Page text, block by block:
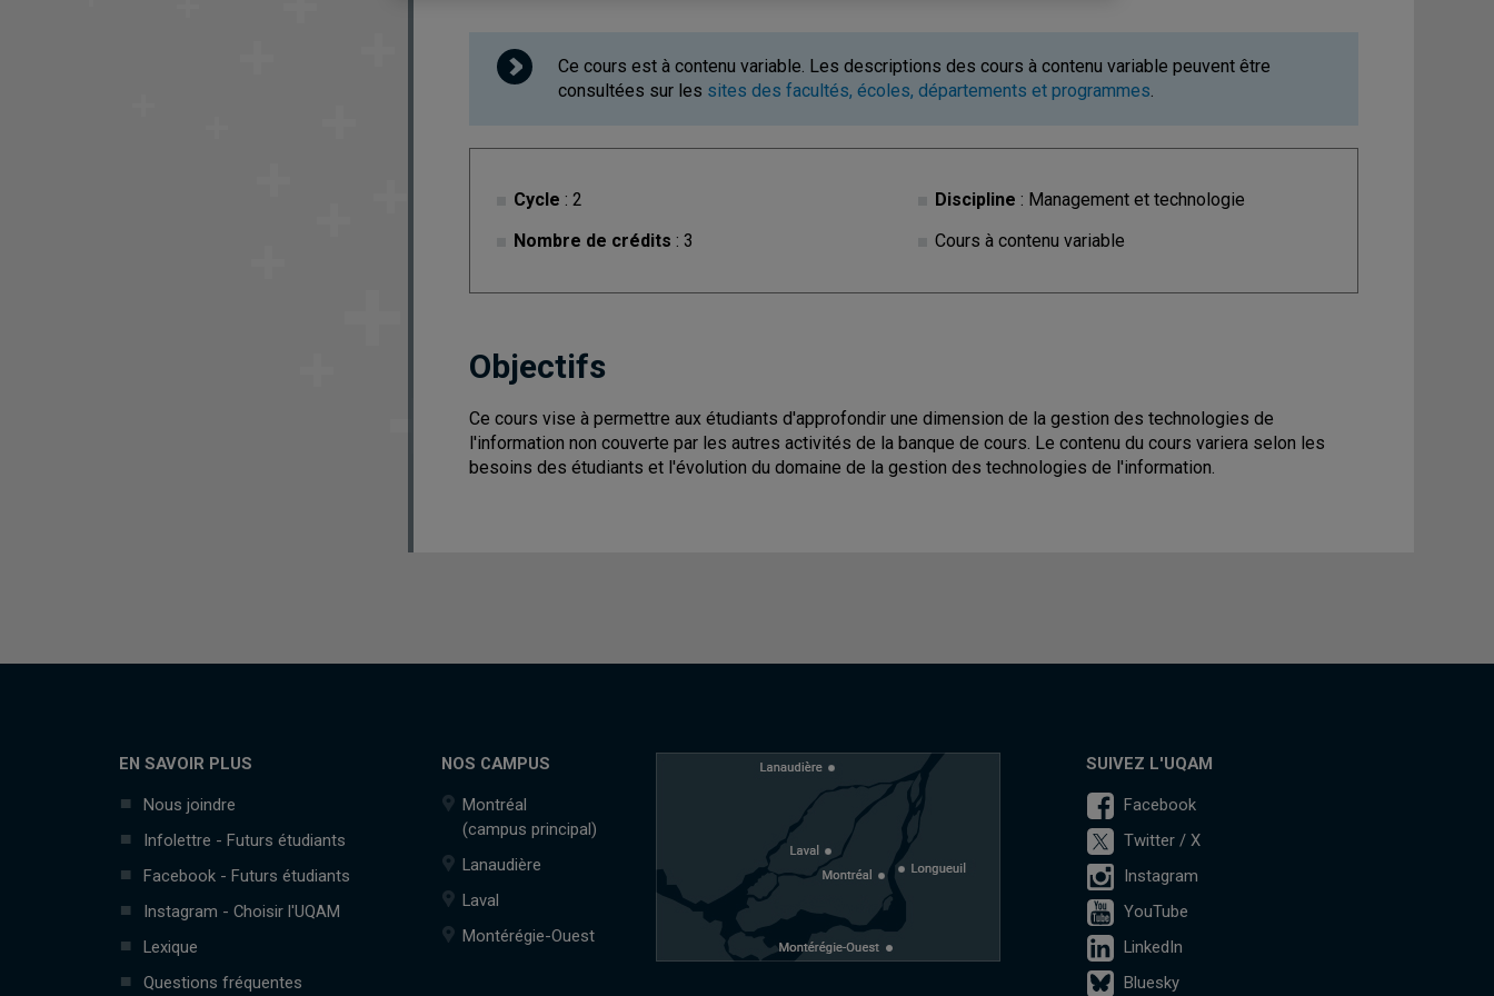
Ce cours est à contenu variable. Les descriptions des cours à contenu variable peuvent être
consultées sur les sites des facultés, écoles, départements et programmes.
Cycle : 2
Nombre de crédits : 3
Discipline : Management et technologie
Cours à contenu variable
Objectifs
Ce cours vise à permettre aux étudiants d'approfondir une dimension de la gestion des technologies de
l'information non couverte par les autres activités de la banque de cours. Le contenu du cours variera selon les
besoins des étudiants et l'évolution du domaine de la gestion des technologies de l'information.
EN SAVOIR PLUS
Nous joindre
Infolettre - Futurs étudiants
Facebook - Futurs étudiants
Instagram - Choisir l'UQAM
Lexique
Questions fréquentes
NOS CAMPUS
Montréal
(campus principal)
Lanaudière
Laval
Montérégie-Ouest
SUIVEZ L'UQAM
Facebook
Twitter / X
Instagram
YouTube
LinkedIn
Bluesky